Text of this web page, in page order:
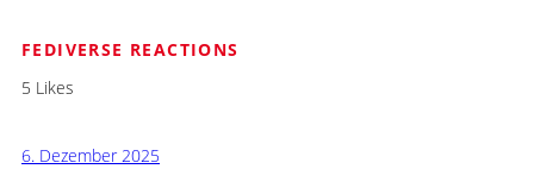
FEDIVERSE REACTIONS
5 Likes
6. Dezember 2025